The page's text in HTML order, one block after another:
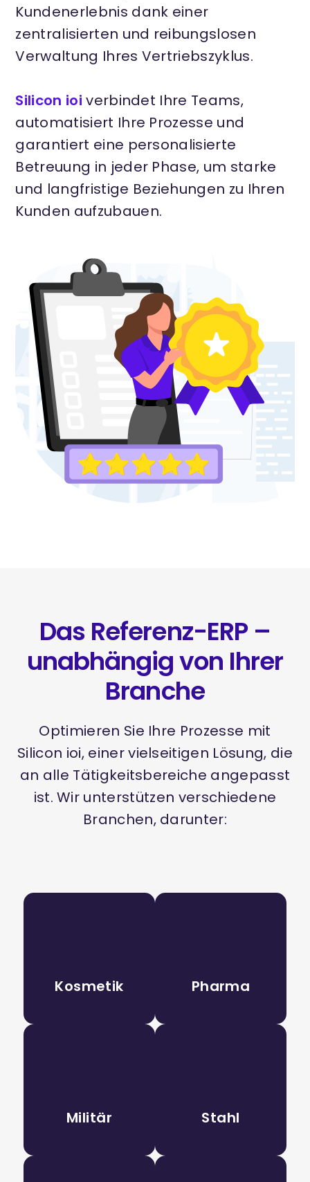
Kundenerlebnis dank einer
zentralisierten und reibungslosen
Verwaltung Ihres Vertriebszyklus.
Silicon ioi verbindet Ihre Teams,
automatisiert Ihre Prozesse und
garantiert eine personalisierte
Betreuung in jeder Phase, um starke
und langfristige Beziehungen zu Ihren
Kunden aufzubauen.
Das Referenz-ERP –
unabhängig von Ihrer
Branche
Optimieren Sie Ihre Prozesse mit
Silicon ioi, einer vielseitigen Lösung, die
an alle Tätigkeitsbereiche angepasst
ist. Wir unterstützen verschiedene
Branchen, darunter:
Kosmetik Pharma
Militär Stahl